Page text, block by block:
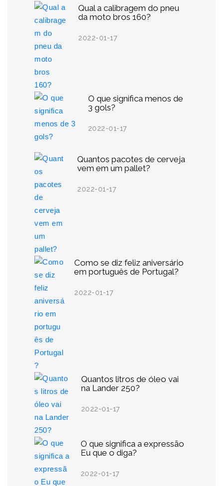
Qual a calibragem do pneu
da moto bros 160?
2022-01-17
O que significa menos de
3 gols?
2022-01-17
Quantos pacotes de cerveja
vem em um pallet?
2022-01-17
Como se diz feliz aniversário
em português de Portugal?
2022-01-17
Quantos litros de óleo vai
na Lander 250?
2022-01-17
O que significa a expressão
Eu que o diga?
2022-01-17